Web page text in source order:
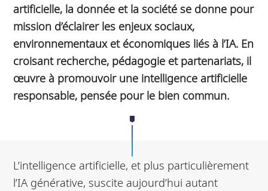
artificielle, la donnée et la société se donne pour
mission d’éclairer les enjeux sociaux,
environnementaux et économiques liés à l’IA. En
croisant recherche, pédagogie et partenariats, il
œuvre à promouvoir une intelligence artificielle
responsable, pensée pour le bien commun.
L’intelligence artificielle, et plus particulièrement
l’IA générative, suscite aujourd’hui autant